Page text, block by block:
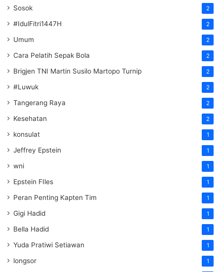
Sosok 2
#IdulFitri1447H 2
Umum 2
Cara Pelatih Sepak Bola 2
Brigjen TNI Martin Susilo Martopo Turnip 2
#Luwuk 2
Tangerang Raya 2
Kesehatan 2
konsulat 1
Jeffrey Epstein 1
wni 1
Epstein FIles 1
Peran Penting Kapten Tim 1
Gigi Hadid 1
Bella Hadid 1
Yuda Pratiwi Setiawan 1
longsor 1